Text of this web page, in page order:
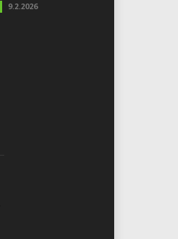
9.2.2026